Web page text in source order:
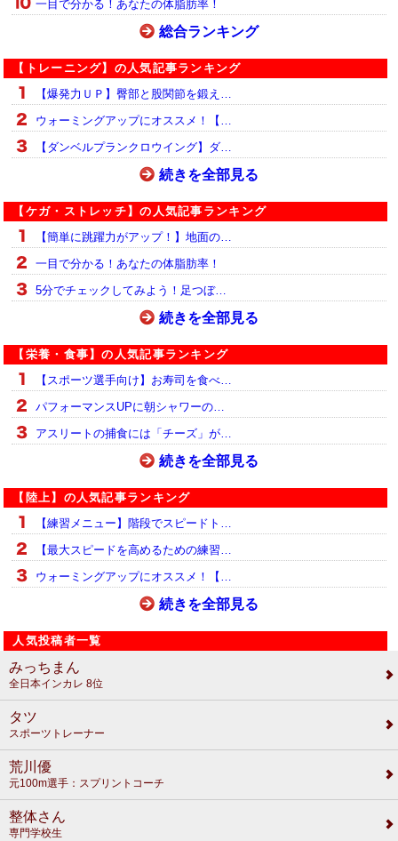
一目で分かる！あなたの体脂肪率！
総合ランキング
【トレーニング】の人気記事ランキング
【爆発力ＵＰ】臀部と股関節を鍛え…
ウォーミングアップにオススメ！【…
【ダンベルプランクロウイング】ダ…
続きを全部見る
【ケガ・ストレッチ】の人気記事ランキング
【簡単に跳躍力がアップ！】地面の…
一目で分かる！あなたの体脂肪率！
5分でチェックしてみよう！足つぼ…
続きを全部見る
【栄養・食事】の人気記事ランキング
【スポーツ選手向け】お寿司を食べ…
パフォーマンスUPに朝シャワーの…
アスリートの捕食には「チーズ」が…
続きを全部見る
【陸上】の人気記事ランキング
【練習メニュー】階段でスピードト…
【最大スピードを高めるための練習…
ウォーミングアップにオススメ！【…
続きを全部見る
人気投稿者一覧
みっちまん
全日本インカレ 8位
タツ
スポーツトレーナー
荒川優
元100m選手：スプリントコーチ
整体さん
専門学校生